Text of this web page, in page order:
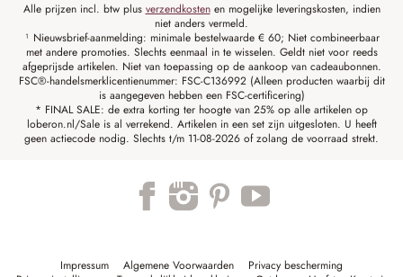
Alle prijzen incl. btw plus verzendkostenen mogelijke leveringskosten, indien
niet anders vermeld.
¹ Nieuwsbrief-aanmelding: minimale bestelwaarde € 60; Niet combineerbaar
met andere promoties. Slechts eenmaal in te wisselen. Geldt niet voor reeds
afgeprijsde artikelen. Niet van toepassing op de aankoop van cadeaubonnen.
FSC®-handelsmerklicentienummer: FSC-C136992 (Alleen producten waarbij dit
is aangegeven hebben een FSC-certificering)
* FINAL SALE: de extra korting ter hoogte van 25% op alle artikelen op
loberon.nl/Sale is al verrekend. Artikelen in een set zijn uitgesloten. U heeft
geen actiecode nodig. Slechts t/m 11-08-2026 of zolang de voorraad strekt.
Impressum Algemene Voorwaarden
Privacy bescherming